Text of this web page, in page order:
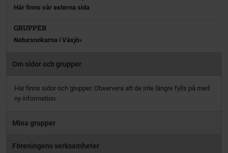
Här finns vår externa sida
GRUPPER
Natursnokarna i Växjö
Om sidor och grupper
Här finns sidor och grupper. Observera att de inte längre fylls på med
ny information.
Mina grupper
Föreningens verksamheter